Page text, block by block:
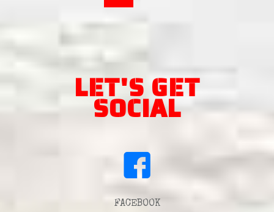
LET'S GET
SOCIAL
FACEBOOK